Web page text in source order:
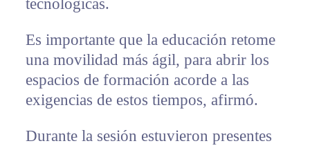
tecnológicas.
Es importante que la educación retome
una movilidad más ágil, para abrir los
espacios de formación acorde a las
exigencias de estos tiempos, afirmó.
Durante la sesión estuvieron presentes